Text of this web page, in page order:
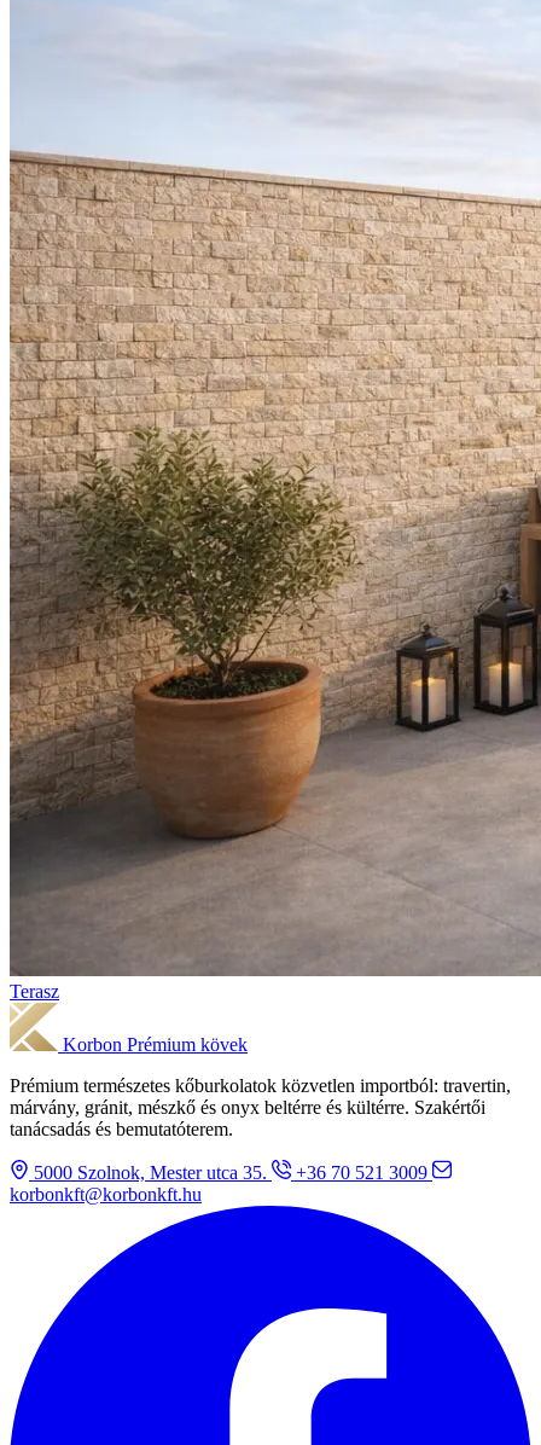
Terasz
Korbon Prémium kövek
Prémium természetes kőburkolatok közvetlen importból: travertin,
márvány, gránit, mészkő és onyx beltérre és kültérre. Szakértői
tanácsadás és bemutatóterem.
5000 Szolnok, Mester utca 35.
+36 70 521 3009
korbonkft@korbonkft.hu